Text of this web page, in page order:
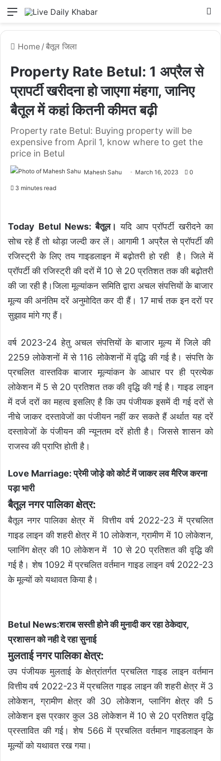
Menu
Home / बैतूल जिला
Property Rate Betul: 1 अप्रैल से
प्रापर्टी खरीदना हो जाएगा मंहगा, जानिए
बैतूल में कहां कितनी कीमत बढ़ी
Property rate Betul: Buying property will be
expensive from April 1, know where to get the
price in Betul
Mahesh Sahu March 16, 2023 0
3 minutes read
Today Betul News: बैतूल। यदि आप प्रॉपर्टी खरीदने का
सोच रहे हैं तो थोड़ा जल्दी कर लें। आगामी 1 अप्रैल से प्रॉपर्टी की
रजिस्ट्री के लिए तय गाइडलाइन में बढ़ोतरी हाे रही है। जिले में
प्रॉपर्टी की रजिस्ट्री की दरों में 10 से 20 प्रतिशत तक की बढ़ोतरी
की जा रही है।जिला मूल्‍यांकन समिति द्वारा अचल संपत्तियों के बाजार
मूल्‍य की अनंतिम दरें अनुमोदित कर दी हैं। 17 मार्च तक इन दरों पर
सुझाव मांगे गए हैं।
वर्ष 2023-24 हेतु अचल संपत्तियों के बाजार मूल्‍य में जिले की
2259 लोकेशनों में से 116 लोकेशनों में वृद्धि की गई है। संपत्ति के
प्रचलित वास्तविक बाजार मूल्यांकन के आधार पर ही प्रत्येक
लोकेशन में 5 से 20 प्रतिशत तक की वृद्धि की गई है। गाइड लाइन
में दर्ज दरों का महत्व इसलिए है कि उप पंजीयक इसमें दी गई दरों से
नीचे जाकर दस्तावेजों का पंजीयन नहीं कर सकते हैं अर्थात यह दरें
दस्तावेजों के पंजीयन की न्यूनतम दरें होती है। जिससे शासन को
राजस्व की प्राप्ति होती है।
Love Marriage: प्रेमी जोड़े को कोर्ट में जाकर लव मैरिज करना
पड़ा भारी
बैतूल नगर पालिका क्षेत्र:
बैतूल नगर पालिका क्षेत्र में वित्तीय वर्ष 2022-23 में प्रचलित
गाइड लाइन की शहरी क्षेत्र में 10 लोकेशन, ग्रामीण में 10 लोकेशन,
प्लानिंग क्षेत्र की 10 लोकेशन में 10 से 20 प्रतिशत की वृद्धि की
गई है। शेष 1092 में प्रचलित वर्तमान गाइड लाइन वर्ष 2022-23
के मूल्यों को यथावत किया है।
Betul News:शराब सस्ती होने की मुनादी कर रहा ठेकेदार,
प्रशासन को नही दे रहा सुनाई
मुलताई नगर पालिका क्षेत्र:
उप पंजीयक मुलताई के क्षेत्रांतर्गत प्रचलित गाइड लाइन वर्तमान
वित्तीय वर्ष 2022-23 में प्रचलित गाइड लाइन की शहरी क्षेत्र में 3
लोकेशन, ग्रामीण क्षेत्र की 30 लोकेशन, प्लानिंग क्षेत्र की 5
लोकेशन इस प्रकार कुल 38 लोकेशन में 10 से 20 प्रतिशत वृद्धि
प्रस्तावित की गई। शेष 566 में प्रचलित वर्तमान गाइडलाइन के
मूल्यों को यथावत रख गया।